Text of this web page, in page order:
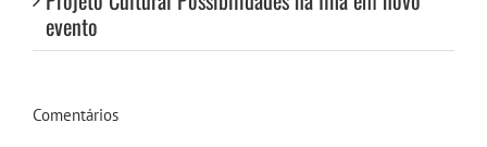
evento
Comentários